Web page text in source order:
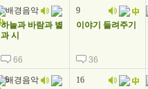
8
하늘과 바람과 별
과 시
66
9
이야기 들려주기
36
15
16